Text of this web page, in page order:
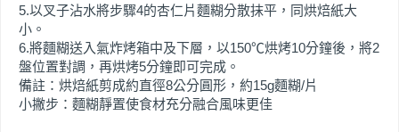
5.以叉子沾水將步驟4的杏仁片麵糊分散抹平，同烘焙紙大
小。
6.將麵糊送入氣炸烤箱中及下層，以150℃烘烤10分鐘後，將2
盤位置對調，再烘烤5分鐘即可完成。
備註：烘焙紙剪成約直徑8公分圓形，約15g麵糊/片
小撇步：麵糊靜置使食材充分融合風味更佳